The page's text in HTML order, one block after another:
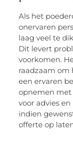
Als het
onervaren
laag veel te
Dit levert
voorkomen.
raadzaam om
een ervaren
opnemen met
voor advies
indien
offerte op